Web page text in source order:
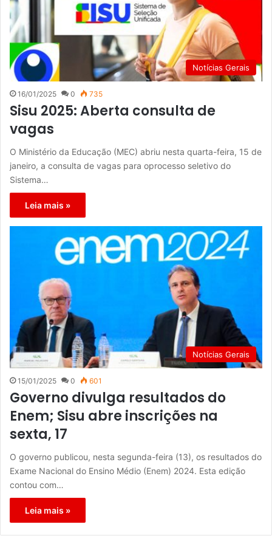
Notícias Gerais
16/01/2025 0 735
Sisu 2025: Aberta consulta de
vagas
O Ministério da Educação (MEC) abriu nesta quarta-feira, 15 de
janeiro, a consulta de vagas para oprocesso seletivo do
Sistema…
Leia mais »
Notícias Gerais
15/01/2025 0 601
Governo divulga resultados do
Enem; Sisu abre inscrições na
sexta, 17
O governo publicou, nesta segunda-feira (13), os resultados do
Exame Nacional do Ensino Médio (Enem) 2024. Esta edição
contou com…
Leia mais »